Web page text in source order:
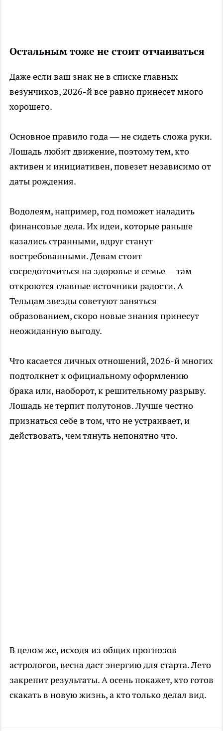
Остальным тоже не стоит отчаиваться
Даже если ваш знак не в списке главных
везунчиков, 2026-й все равно принесет много
хорошего.
Основное правило года — не сидеть сложа руки.
Лошадь любит движение, поэтому тем, кто
активен и инициативен, повезет независимо от
даты рождения.
Водолеям, например, год поможет наладить
финансовые дела. Их идеи, которые раньше
казались странными, вдруг станут
востребованными. Девам стоит
сосредоточиться на здоровье и семье —там
откроются главные источники радости. А
Тельцам звезды советуют заняться
образованием, скоро новые знания принесут
неожиданную выгоду.
Что касается личных отношений, 2026-й многих
подтолкнет к официальному оформлению
брака или, наоборот, к решительному разрыву.
Лошадь не терпит полутонов. Лучше честно
признаться себе в том, что не устраивает, и
действовать, чем тянуть непонятно что.
В целом же, исходя из общих прогнозов
астрологов, весна даст энергию для старта. Лето
закрепит результаты. А осень покажет, кто готов
скакать в новую жизнь, а кто только делал вид.